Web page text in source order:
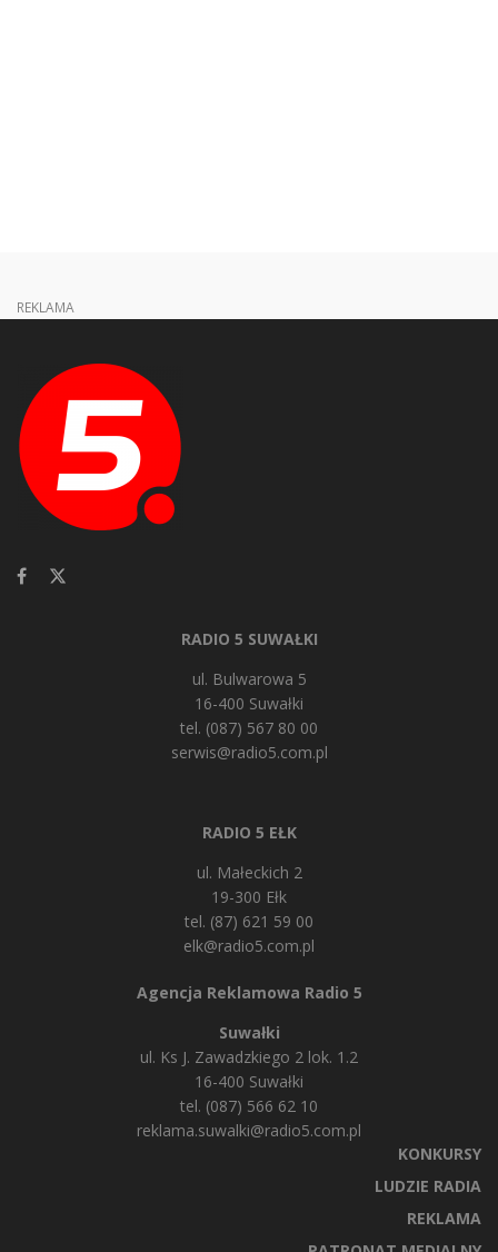
REKLAMA
RADIO 5 SUWAŁKI
ul. Bulwarowa 5
16-400 Suwałki
tel. (087) 567 80 00
serwis@radio5.com.pl
RADIO 5 EŁK
ul. Małeckich 2
19-300 Ełk
tel. (87) 621 59 00
elk@radio5.com.pl
Agencja Reklamowa Radio 5
Suwałki
ul. Ks J. Zawadzkiego 2 lok. 1.2
16-400 Suwałki
tel. (087) 566 62 10
reklama.suwalki@radio5.com.pl
KONKURSY
LUDZIE RADIA
REKLAMA